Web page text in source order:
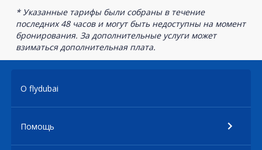
* Указанные тарифы были собраны в течение
последних 48 часов и могут быть недоступны на момент
бронирования. За дополнительные услуги может
взиматься дополнительная плата.
О flydubai
Помощь